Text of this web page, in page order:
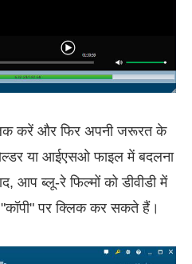
करें और फिर अपनी जरूरत के
या आईएसओ फाइल में बदलना
आप ब्लू-रे फिल्मों को डीवीडी में
पर क्लिक कर सकते हैं।